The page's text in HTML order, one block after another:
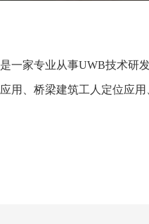
是一家专业从事UWB技术研
应用、桥梁建筑工人定位应